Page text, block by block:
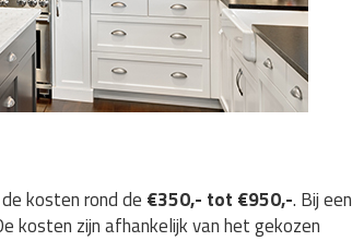
kosten rond de €350,- tot €950,-. Bij een
kosten zijn afhankelijk van het gekozen